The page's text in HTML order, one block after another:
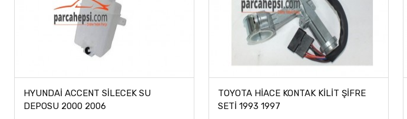
HYUNDAİ ACCENT SİLECEK SU
DEPOSU 2000 2006
TOYOTA HİACE KONTAK KİLİT ŞİFRE
SETİ 1993 1997